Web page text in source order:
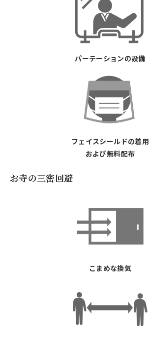
パーテーションの設備
フェイスシールドの着用
および無料配布
お寺の三密回避
こまめな換気